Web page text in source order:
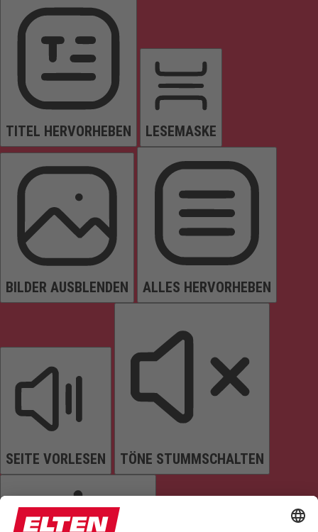
TITEL HERVORHEBEN LESEMASKE
BILDER AUSBLENDEN ALLES HERVORHEBEN
SEITE VORLESEN TÖNE STUMMSCHALTEN